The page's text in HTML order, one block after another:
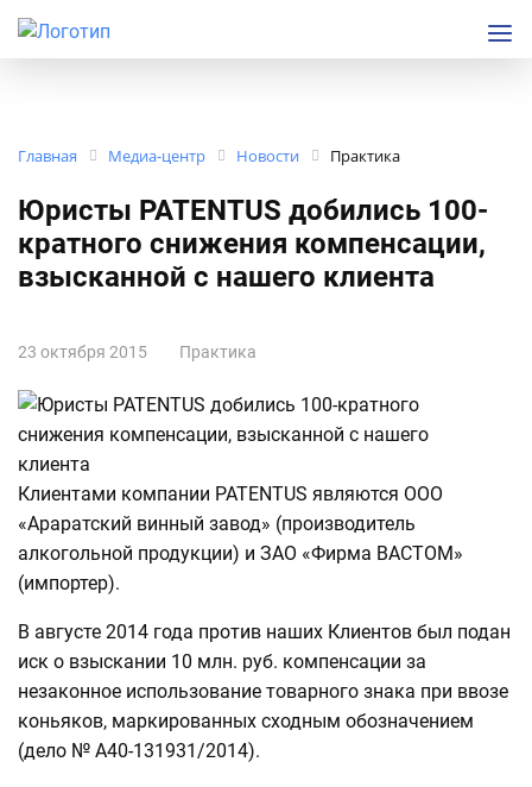
Главная Медиа-центр Новости Практика
Юристы PATENTUS добились 100-
кратного снижения компенсации,
взысканной с нашего клиента
23 октября 2015 Практика
Клиентами компании PATENTUS являются ООО
«Араратский винный завод» (производитель
алкогольной продукции) и ЗАО «Фирма ВАСТОМ»
(импортер).
В августе 2014 года против наших Клиентов был подан
иск о взыскании 10 млн. руб. компенсации за
незаконное использование товарного знака при ввозе
коньяков, маркированных сходным обозначением
(дело № А40-131931/2014).